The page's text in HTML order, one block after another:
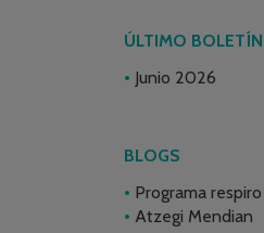
ÚLTIMO BOLETÍN
Junio 2026
BLOGS
Programa respiro
Atzegi Mendian